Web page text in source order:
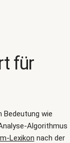
für
Bedeutung wie
Algorithmus
Lexikon nach der